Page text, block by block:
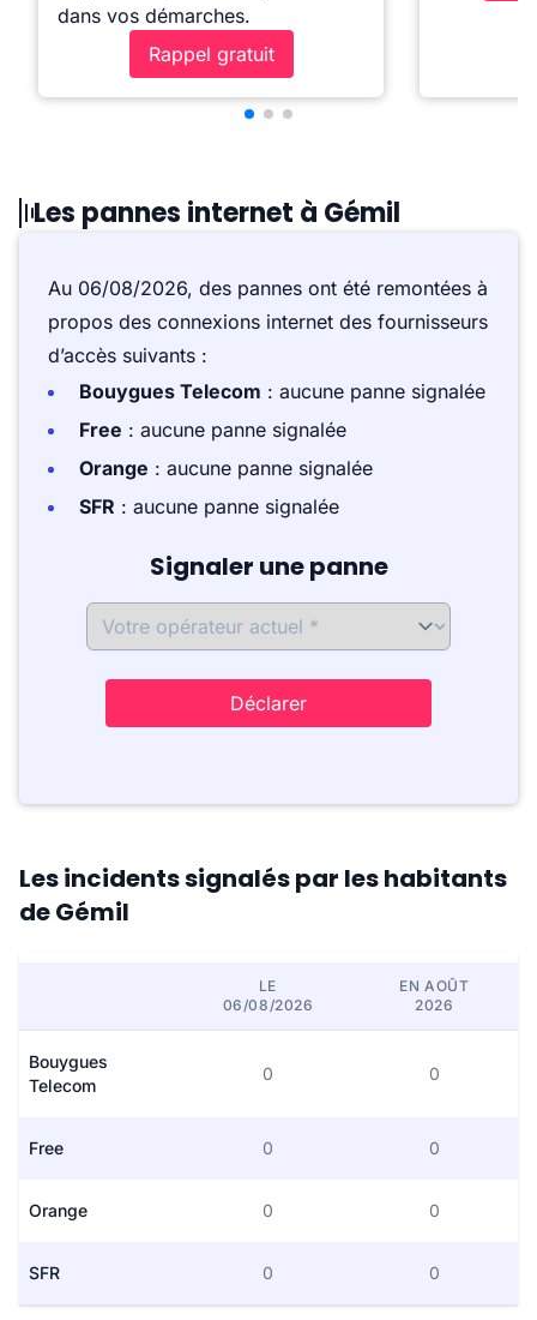
dans vos démarches.
Rappel gratuit
Les pannes internet à Gémil
Au 06/08/2026, des pannes ont été remontées à
propos des connexions internet des fournisseurs
d’accès suivants :
Bouygues Telecom : aucune panne signalée
Free : aucune panne signalée
Orange : aucune panne signalée
SFR : aucune panne signalée
Signaler une panne
Déclarer
Les incidents signalés par les habitants
de Gémil
LE
06/08/2026
EN AOÛT
2026
Bouygues
Telecom
0 0
Free 0 0
Orange 0 0
SFR 0 0